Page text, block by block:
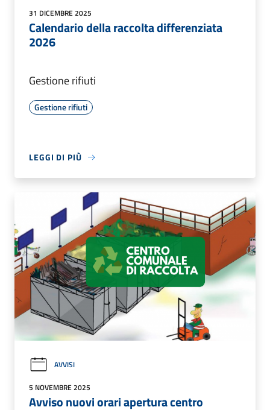
31 DICEMBRE 2025
Calendario della raccolta differenziata
2026
Gestione rifiuti
Gestione rifiuti
LEGGI DI PIÙ
AVVISI
5 NOVEMBRE 2025
Avviso nuovi orari apertura centro